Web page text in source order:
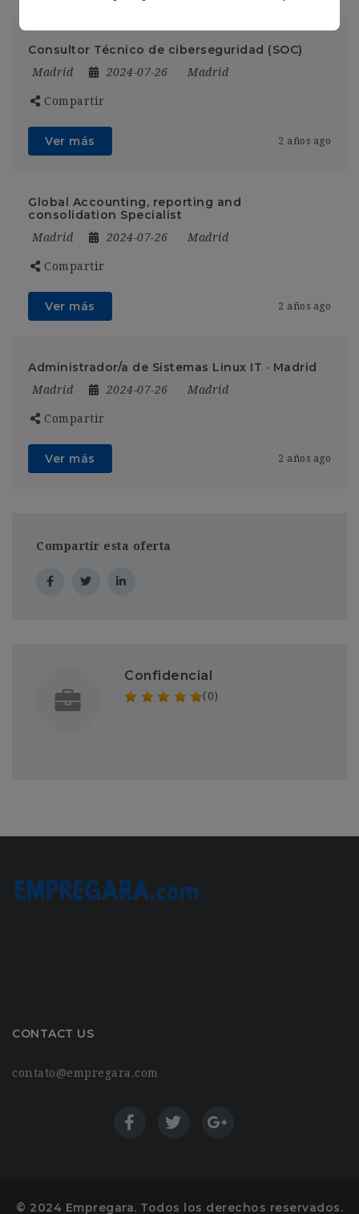
Consultor Técnico de ciberseguridad (SOC)
Madrid 2024-07-26 Madrid
Compartir
Ver más 2 años ago
Global Accounting, reporting and
consolidation Specialist
Madrid 2024-07-26 Madrid
Compartir
Ver más 2 años ago
Administrador/a de Sistemas Linux IT · Madrid
Madrid 2024-07-26 Madrid
Compartir
Ver más 2 años ago
Compartir esta oferta
Confidencial
(0)
CONTACT US
contato@empregara.com
© 2024 Empregara. Todos los derechos reservados.